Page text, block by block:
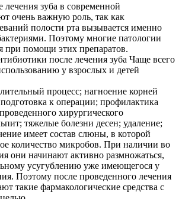
зуба в современной
очень важную роль, так как
полости рта вызывается именно
Поэтому многие патологии
при помощи этих препаратов.
после лечения зуба Чаще всего
у взрослых и детей
процесс; нагноение корней
к операции; профилактика
хирургического
тяжелые болезни десен; удаление;
имеет состав слюны, в которой
количество микробов. При наличии во
они начинают активно размножаться,
усугублению уже имеющегося у
Поэтому после проведенного лечения
такие фармакологические средства с